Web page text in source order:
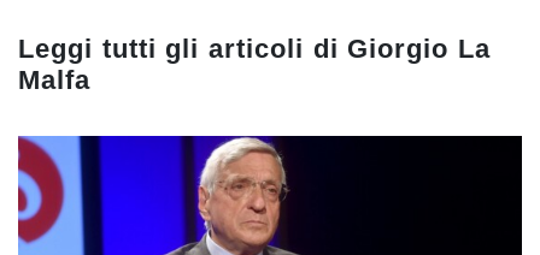
Leggi tutti gli articoli di Giorgio La
Malfa